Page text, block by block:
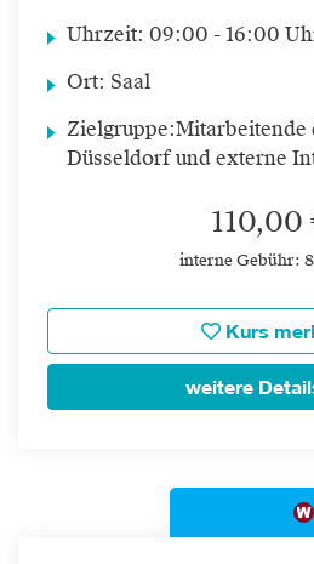
Uhrzeit: 09:00 - 16:00
Ort: Saal
Zielgruppe:Mitarbeitende
Düsseldorf und externe
110,00
interne Gebühr:
Kurs
weitere